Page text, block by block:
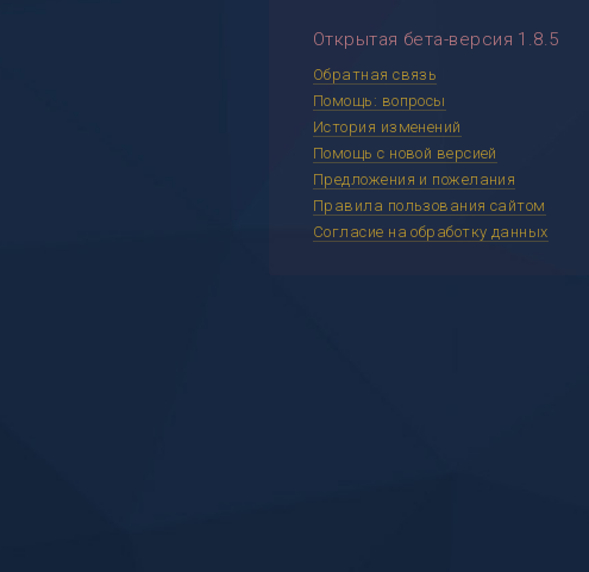
Открытая бета-версия 1.8.5
Обратная связь
Помощь: вопросы
История изменений
Помощь с новой версией
Предложения и пожелания
Правила пользования сайтом
Согласие на обработку данных